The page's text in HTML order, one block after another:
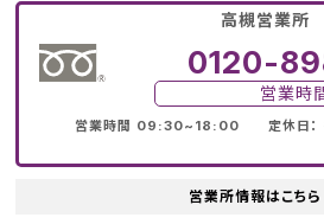
高槻営業所
0120-
営業時
営業時間 09:30~18:00 定休日：
営業所情報はこちら